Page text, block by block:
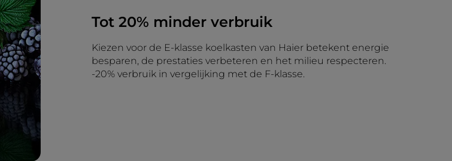
Tot 20% minder verbruik
Kiezen voor de E-klasse koelkasten van Haier betekent energie
besparen, de prestaties verbeteren en het milieu respecteren.
-20% verbruik in vergelijking met de F-klasse.